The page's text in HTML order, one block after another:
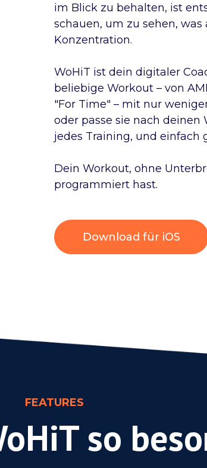
im Blick zu behalten, ist
schauen, um zu sehen,
Konzentration.
WoHiT ist dein digitaler
beliebige Workout – von
"For Time" – mit nur
oder passe sie nach
jedes Training, und einfach
Dein Workout, ohne
programmiert hast.
Download für iOS
FEATURES
so